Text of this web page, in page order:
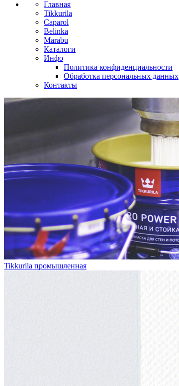
Главная
Tikkurila
Caparol
Belinka
Marabu
Каталоги
Инфо
Политика конфиденциальности
Обработка персональных данных
Контакты
Tikkurila промышленная